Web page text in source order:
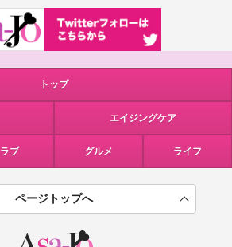
トップ
エイジングケア
ラブ グルメ ライフ
ページトップへ